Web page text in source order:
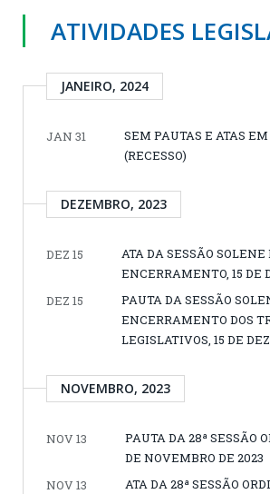
ATIVIDADES
JANEIRO, 2024
JAN 31
SEM PAUTAS E ATAS
(RECESSO)
DEZEMBRO, 2023
DEZ 15
ATA DA SESSÃO SOLENE
ENCERRAMENTO, 15 DE
DEZ 15
PAUTA DA SESSÃO
ENCERRAMENTO DOS
LEGISLATIVOS, 15 DE
NOVEMBRO, 2023
NOV 13
PAUTA DA 28ª SESSÃO
DE NOVEMBRO DE 2023
NOV 13
ATA DA 28ª SESSÃO